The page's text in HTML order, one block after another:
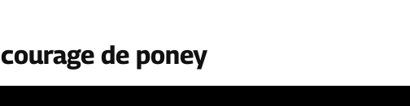
courage de poney